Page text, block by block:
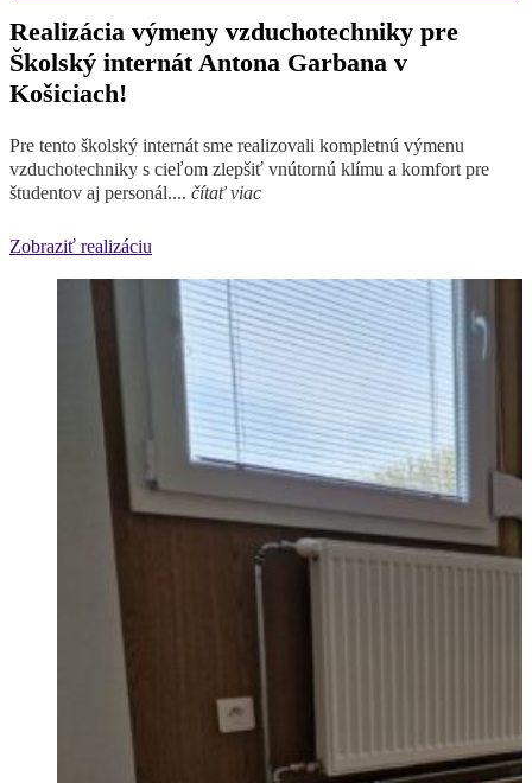
Realizácia výmeny vzduchotechniky pre
Školský internát Antona Garbana v
Košiciach!
Pre tento školský internát sme realizovali kompletnú výmenu
vzduchotechniky s cieľom zlepšiť vnútornú klímu a komfort pre
študentov aj personál.... čítať viac
Zobraziť realizáciu